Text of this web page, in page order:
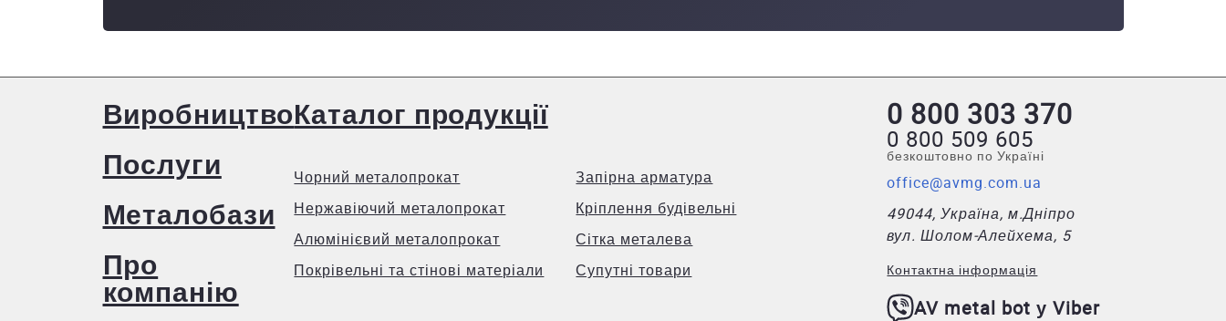
Виробництво
Послуги
Металобази
Про
компанію
Каталог продукції
Чорний металопрокат
Нержавіючий металопрокат
Алюмінієвий металопрокат
Покрівельні та стінові матеріали
Запірна арматура
Кріплення будівельні
Сітка металева
Супутні товари
0 800 303 370
0 800 509 605
безкоштовно по Україні
office@avmg.com.ua
49044, Україна, м.Дніпро
вул. Шолом-Алейхема, 5
Контактна інформація
AV metal bot у Viber